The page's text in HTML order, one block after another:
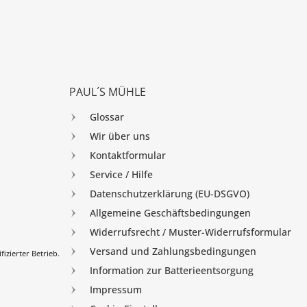
Betrieb.
PAUL´S MÜHLE
Glossar
Wir über uns
Kontaktformular
Service / Hilfe
Datenschutzerklärung (EU-DSGVO)
Allgemeine Geschäftsbedingungen
Widerrufsrecht / Muster-Widerrufsformular
Versand und Zahlungsbedingungen
Information zur Batterieentsorgung
Impressum